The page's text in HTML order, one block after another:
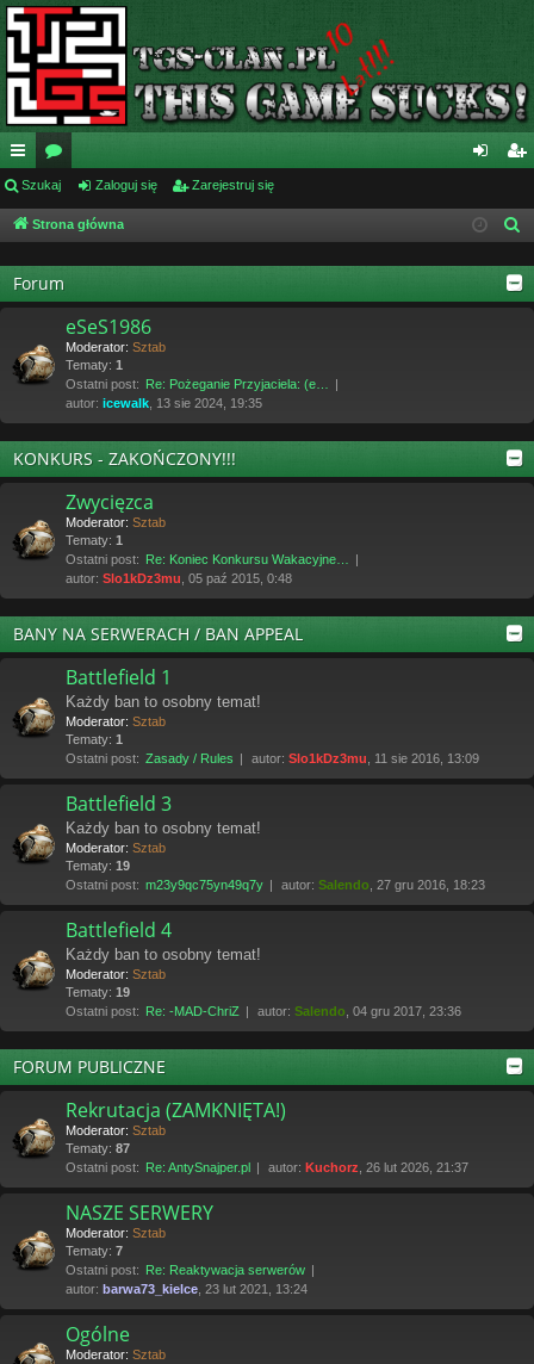
ię
ce
…
or
a og ej
tru
Szukaj Zaloguj się Zarejestruj się
Strona główna
k
Forum
eSeS1986
Moderator: Sztab
Tematy: 1
Ostatni post:
Re: Pożeganie Przyjaciela: (e…
autor: icewalk , 13 sie 2024, 19:35
KONKURS - ZAKOŃCZONY!!!
Zwycięzca
Moderator: Sztab
Tematy: 1
Ostatni post:
Re: Koniec Konkursu Wakacyjne…
autor: Slo1kDz3mu , 05 paź 2015, 0:48
BANY NA SERWERACH / BAN APPEAL
Battlefield 1
Każdy ban to osobny temat!
Moderator: Sztab
Tematy: 1
Ostatni post: Zasady / Rules autor: Slo1kDz3mu , 11 sie 2016, 13:09
Battlefield 3
Każdy ban to osobny temat!
Moderator: Sztab
Tematy: 19
Ostatni post: m23y9qc75yn49q7y autor: Salendo , 27 gru 2016, 18:23
Battlefield 4
Każdy ban to osobny temat!
Moderator: Sztab
Tematy: 19
Ostatni post:
Re: -MAD-ChriZ autor: Salendo , 04 gru 2017, 23:36
FORUM PUBLICZNE
Rekrutacja (ZAMKNIĘTA!)
Moderator: Sztab
Tematy: 87
Ostatni post:
Re: AntySnajper.pl autor: Kuchorz , 26 lut 2026, 21:37
NASZE SERWERY
Moderator: Sztab
Tematy: 7
Ostatni post:
Re: Reaktywacja serwerów
autor: barwa73_kielce , 23 lut 2021, 13:24
Ogólne
Moderator: Sztab